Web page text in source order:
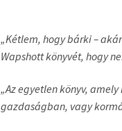
„Kétlem, hogy bárki –
Wapshott könyvét, hogy
„Az egyetlen könyv,
gazdaságban, vagy